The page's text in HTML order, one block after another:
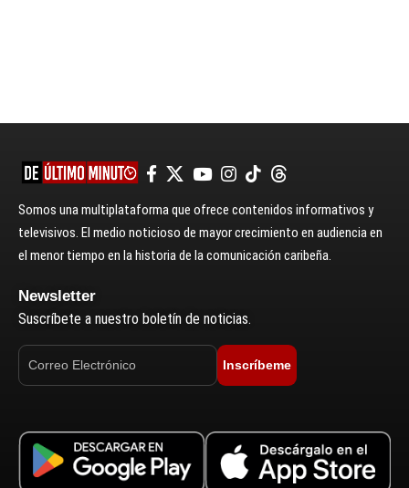
Somos una multiplataforma que ofrece contenidos informativos y
televisivos. El medio noticioso de mayor crecimiento en audiencia en
el menor tiempo en la historia de la comunicación caribeña.
Newsletter
Suscríbete a nuestro boletín de noticias.
Inscríbeme